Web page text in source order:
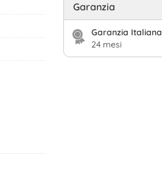
Garanzia
Garanzia Italiana
24 mesi